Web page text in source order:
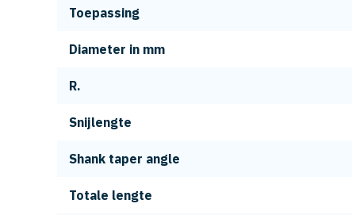
Toepassing
Diameter in mm
R.
Snijlengte
Shank taper angle
Totale lengte